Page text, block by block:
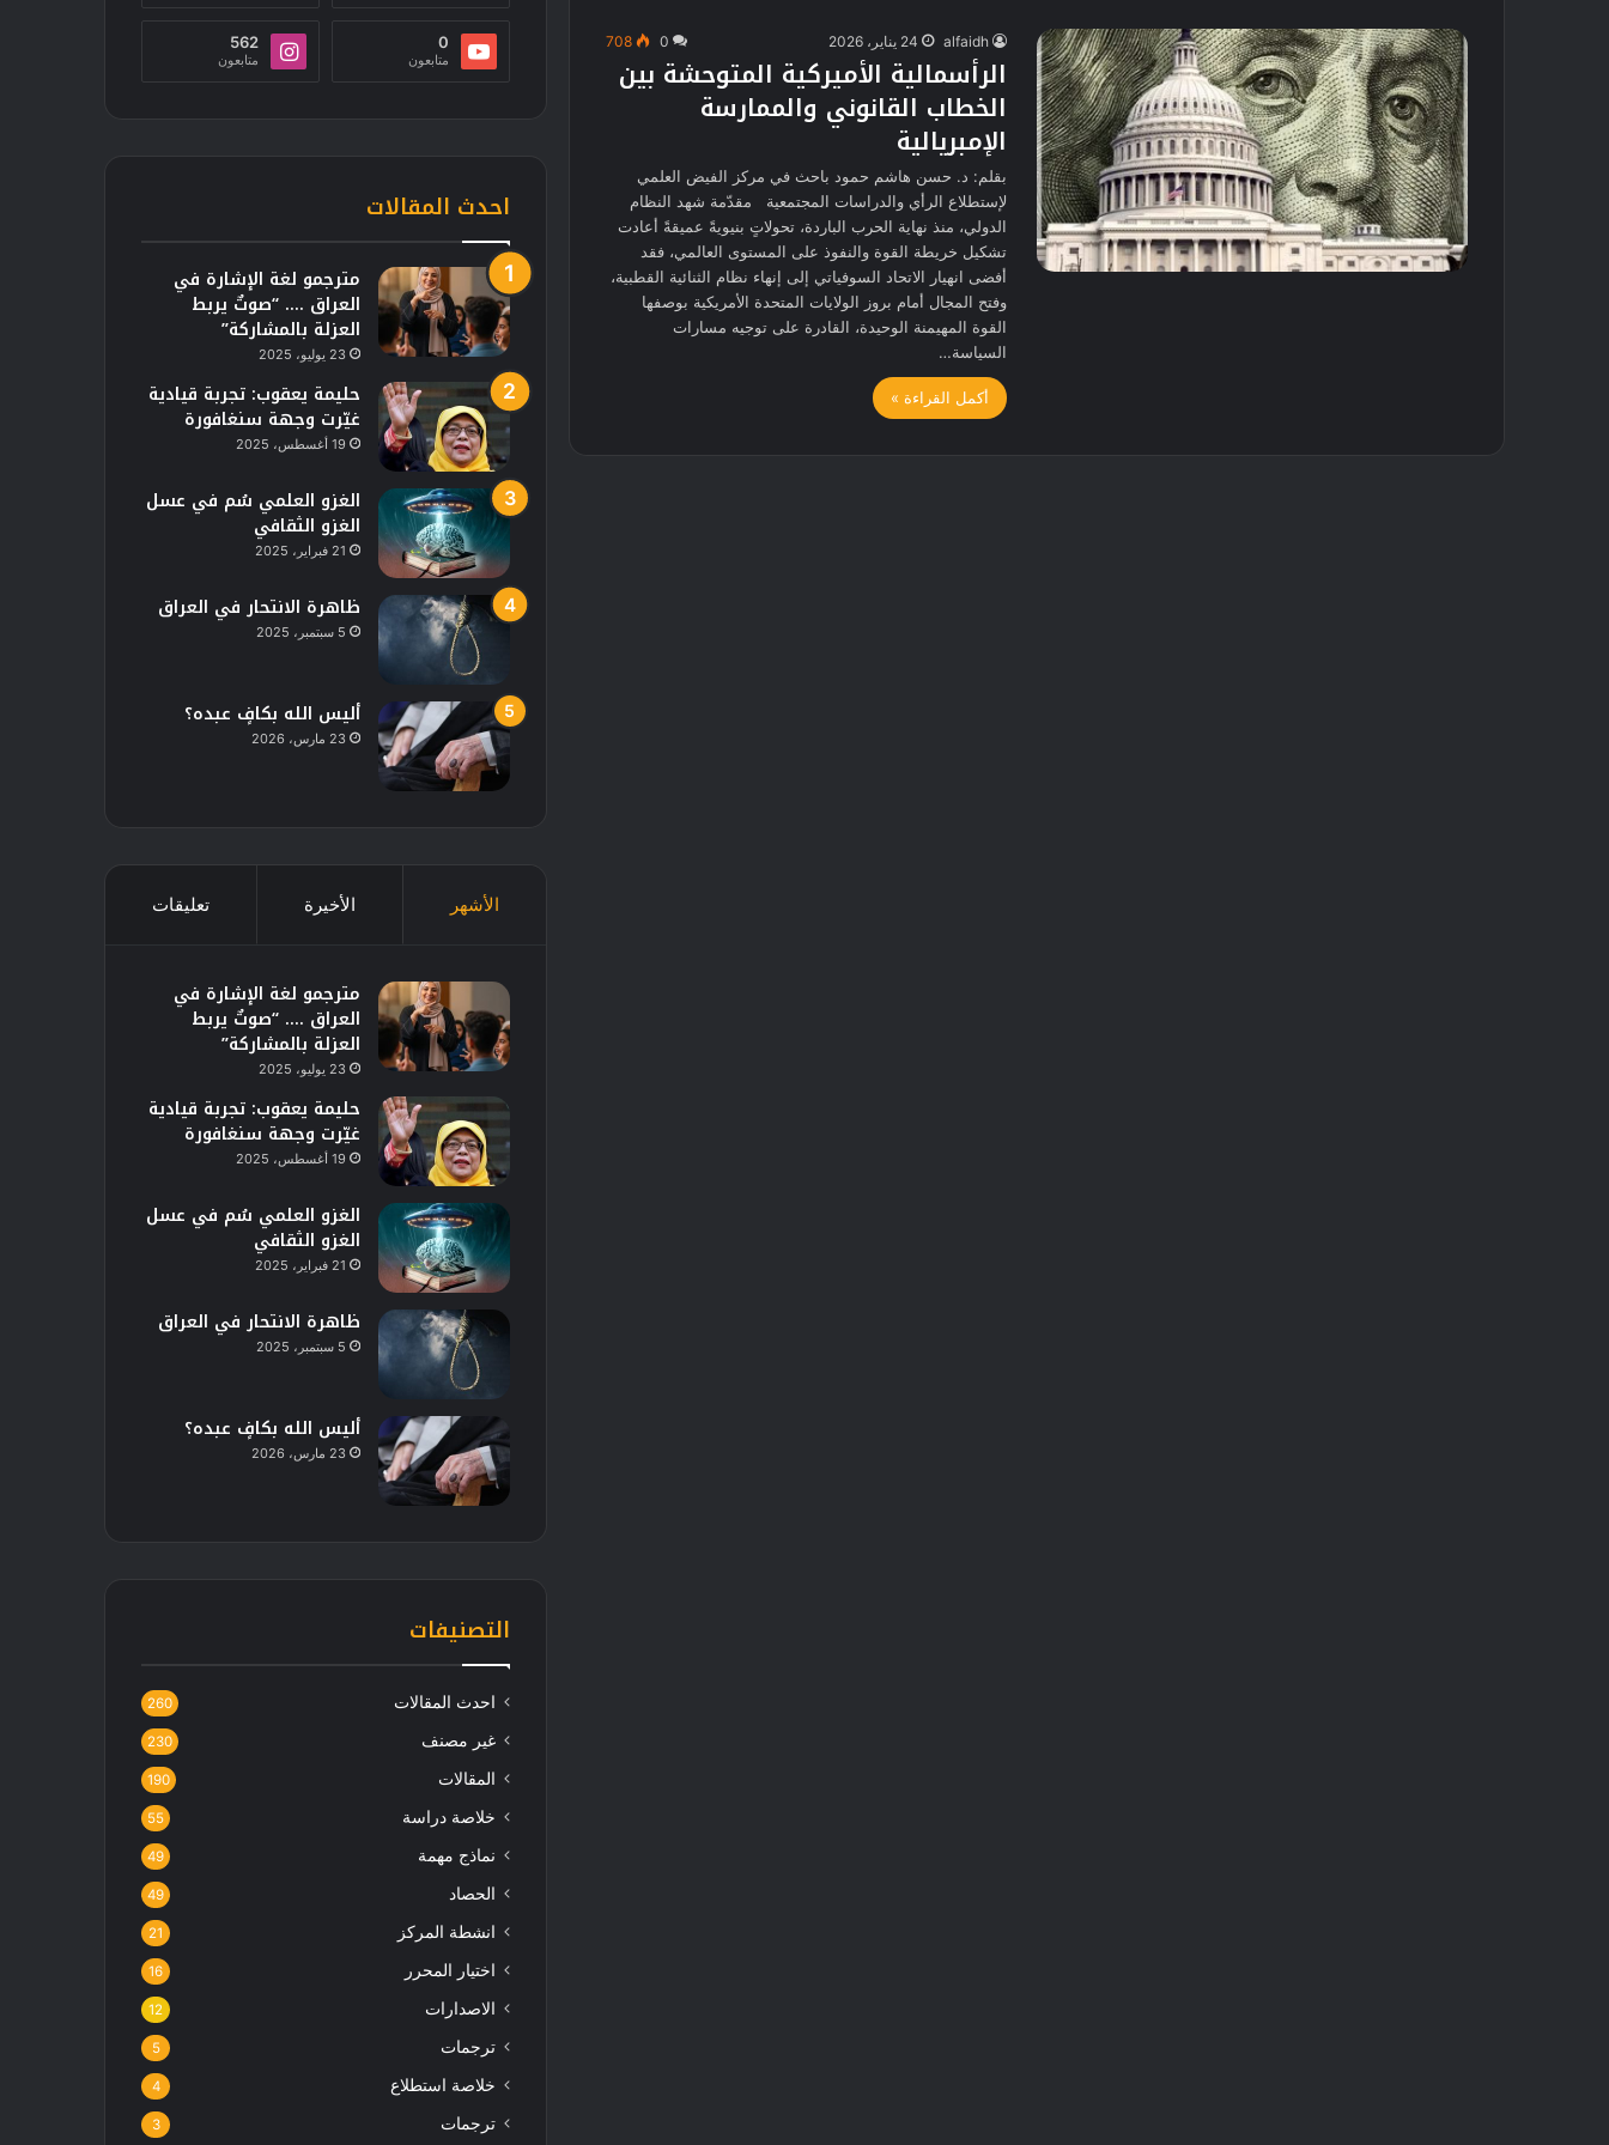
alfaidh 24 يناير، 2026 0
708
الرأسمالية الأميركية المتوحشة بين
الخطاب القانوني والممارسة
الإمبريالية
بقلم: د. حسن هاشم حمود باحث في مركز الفيض العلمي
لإستطلاع الرأي والدراسات المجتمعية مقدّمة شهد النظام
الدولي، منذ نهاية الحرب الباردة، تحولاتٍ بنيويةً عميقةً أعادت
تشكيل خريطة القوة والنفوذ على المستوى العالمي، فقد
أفضى انهيار الاتحاد السوفياتي إلى إنهاء نظام الثنائية القطبية،
وفتح المجال أمام بروز الولايات المتحدة الأمريكية بوصفها
القوة المهيمنة الوحيدة، القادرة على توجيه مسارات
السياسة…
أكمل القراءة »
0
متابعون
562
متابعون
احدث المقالات
مترجمو لغة الإشارة في
العراق …. “صوتٌ يربط
العزلة بالمشاركة”
23 يوليو، 2025
حليمة يعقوب: تجربة قيادية
غيّرت وجهة سنغافورة
19 أغسطس، 2025
الغزو العلمي سُم في عسل
الغزو الثقافي
21 فبراير، 2025
ظاهرة الانتحار في العراق
5 سبتمبر، 2025
أليس الله بكافٍ عبده؟
23 مارس، 2026
الأشهر الأخيرة تعليقات
مترجمو لغة الإشارة في
العراق …. “صوتٌ يربط
العزلة بالمشاركة”
23 يوليو، 2025
حليمة يعقوب: تجربة قيادية
غيّرت وجهة سنغافورة
19 أغسطس، 2025
الغزو العلمي سُم في عسل
الغزو الثقافي
21 فبراير، 2025
ظاهرة الانتحار في العراق
5 سبتمبر، 2025
أليس الله بكافٍ عبده؟
23 مارس، 2026
التصنيفات
احدث المقالات 260
غير مصنف 230
المقالات 190
خلاصة دراسة 55
نماذج مهمة 49
الحصاد 49
انشطة المركز 21
اختيار المحرر 16
الاصدارات 12
ترجمات 5
خلاصة استطلاع 4
ترجمات 3